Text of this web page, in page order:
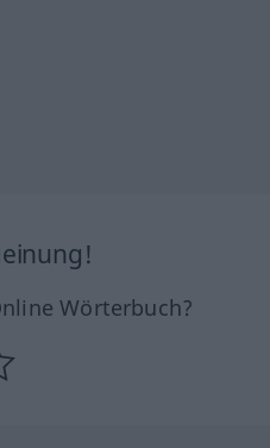
Wörterbuch?